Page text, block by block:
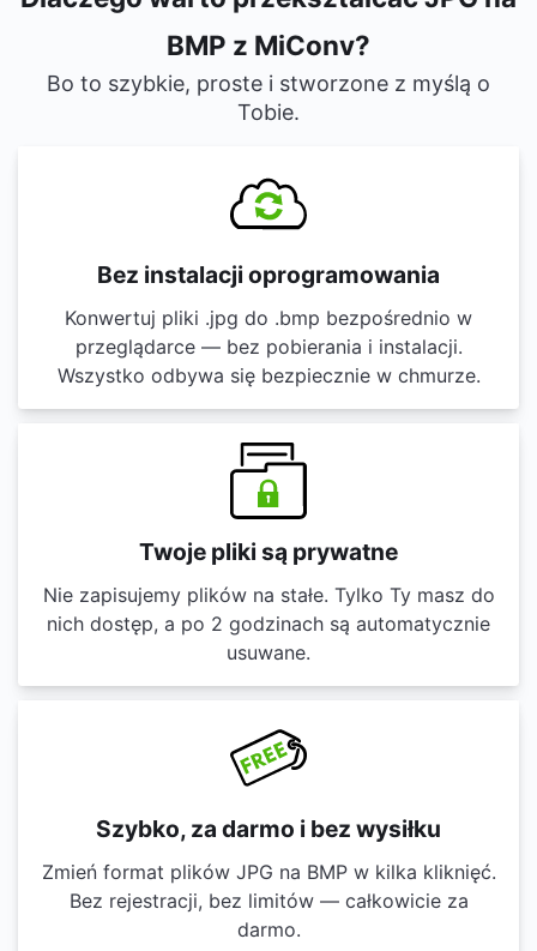
BMP z MiConv?
Bo to szybkie, proste i stworzone z myślą o
Tobie.
Bez instalacji oprogramowania
Konwertuj pliki .jpg do .bmp bezpośrednio w
przeglądarce — bez pobierania i instalacji.
Wszystko odbywa się bezpiecznie w chmurze.
Twoje pliki są prywatne
Nie zapisujemy plików na stałe. Tylko Ty masz do
nich dostęp, a po 2 godzinach są automatycznie
usuwane.
Szybko, za darmo i bez wysiłku
Zmień format plików JPG na BMP w kilka kliknięć.
Bez rejestracji, bez limitów — całkowicie za
darmo.